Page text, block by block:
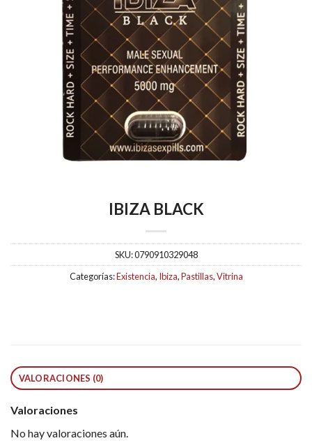
IBIZA BLACK
SKU:0790910329048
Categorías:Existencia, Ibiza,Pastillas,Vitrina
VALORACIONES (0)
Valoraciones
No hay valoraciones aún.